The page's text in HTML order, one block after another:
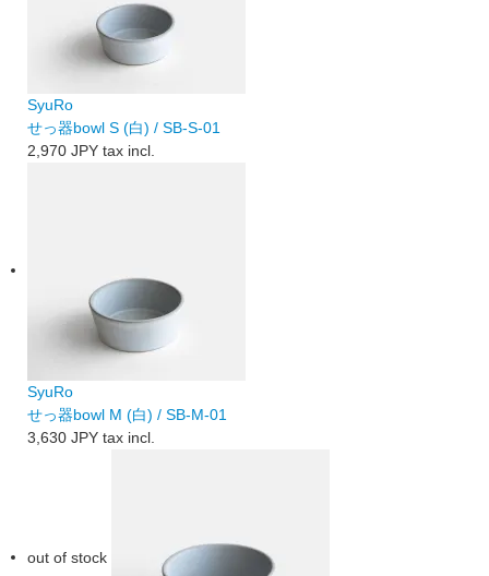
SyuRo
せっ器bowl S (白) / SB-S-01
2,970 JPY tax incl.
SyuRo
せっ器bowl M (白) / SB-M-01
3,630 JPY tax incl.
out of stock